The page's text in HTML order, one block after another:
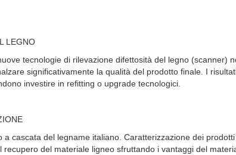
LEGNO
tecnologie di rilevazione difettosità del legno (scanner)
significativamente la qualità del prodotto finale. I
investire in refitting o upgrade tecnologici.
cascata del legname italiano. Caratterizzazione dei
del materiale ligneo sfruttando i vantaggi del